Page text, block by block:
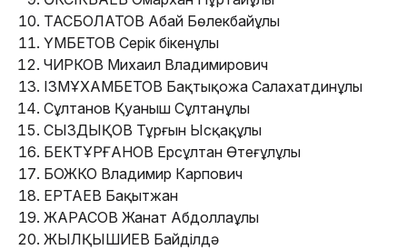
ТАСБОЛАТОВ Абай Бөлекбайұлы
ҮМБЕТОВ Серік Әбікенұлы
ЧИРКОВ Михаил Владимирович
ІЗМҰХАМБЕТОВ Бақтықожа Салахатдинұлы
Сұлтанов Қуаныш Сұлтанұлы
СЫЗДЫҚОВ Тұрғын Ысқақұлы
БЕКТҰРҒАНОВ Ерсұлтан Өтеғұлұлы
БОЖКО Владимир Карпович
ЕРТАЕВ Бақытжан
ЖАРАСОВ Жанат Абдоллаұлы
ЖЫЛҚЫШИЕВ Байділдә